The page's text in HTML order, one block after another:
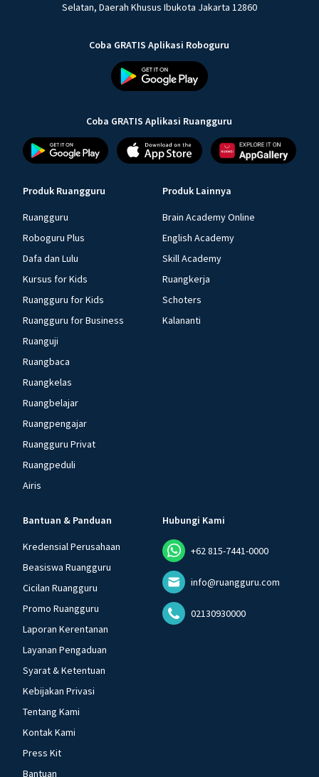
Selatan, Daerah Khusus Ibukota Jakarta 12860
Coba GRATIS Aplikasi Roboguru
Coba GRATIS Aplikasi Ruangguru
Produk Ruangguru
Ruangguru
Roboguru Plus
Dafa dan Lulu
Kursus for Kids
Ruangguru for Kids
Ruangguru for Business
Ruanguji
Ruangbaca
Ruangkelas
Ruangbelajar
Ruangpengajar
Ruangguru Privat
Ruangpeduli
Airis
Produk Lainnya
Brain Academy Online
English Academy
Skill Academy
Ruangkerja
Schoters
Kalananti
Bantuan & Panduan
Kredensial Perusahaan
Beasiswa Ruangguru
Cicilan Ruangguru
Promo Ruangguru
Laporan Kerentanan
Layanan Pengaduan
Syarat & Ketentuan
Kebijakan Privasi
Tentang Kami
Kontak Kami
Press Kit
Bantuan
Hubungi Kami
+62 815-7441-0000
info@ruangguru.com
02130930000